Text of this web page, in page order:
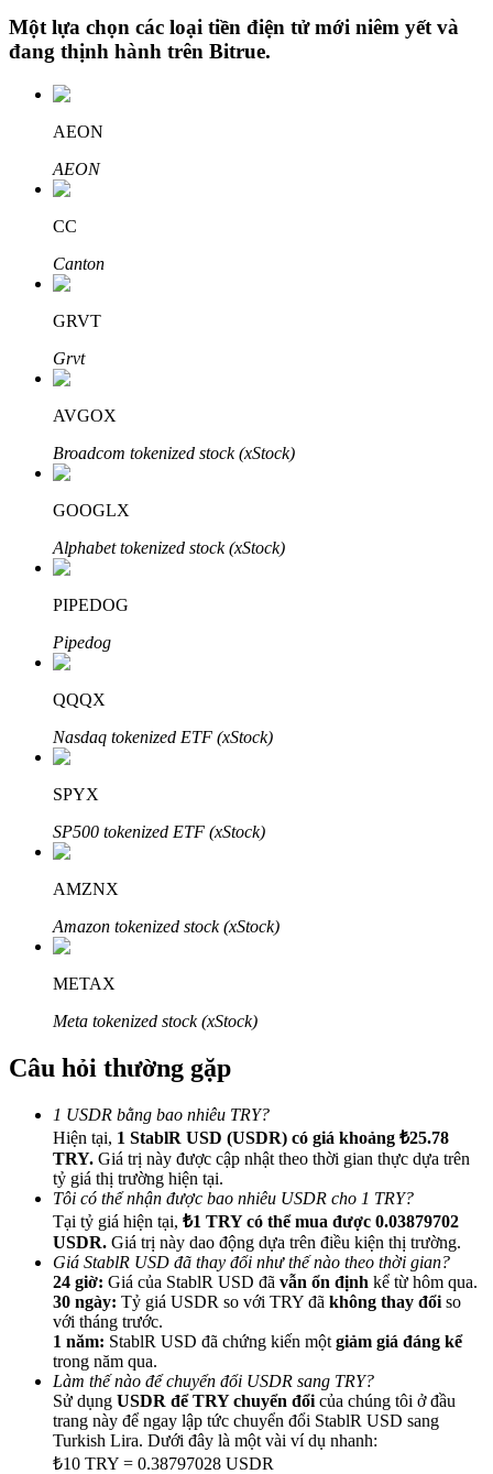
Đầu tư cố định và quản lý tài chính
Tận hưởng việc quản lý tài chính hiện tại và thu nhập lâu dài
Staking 101
Đối tác Bitrue
Lên đến 65% hoa hồng!
Giới thiệu
Mời một người bạn để nhận phần thưởng tiền mặt
BTC Welcome Rewards
BTC Welcome Rewards
Một lựa chọn các loại tiền điện tử mới niêm yết và
đang thịnh hành trên Bitrue.
AEON
AEON
CC
Canton
GRVT
Grvt
AVGOX
Broadcom tokenized stock (xStock)
GOOGLX
Alphabet tokenized stock (xStock)
PIPEDOG
Pipedog
QQQX
Nasdaq tokenized ETF (xStock)
SPYX
SP500 tokenized ETF (xStock)
AMZNX
Amazon tokenized stock (xStock)
METAX
Meta tokenized stock (xStock)
Câu hỏi thường gặp
1 USDR bằng bao nhiêu TRY?
Hiện tại, 1 StablR USD (USDR) có giá khoảng ₺25.78
TRY. Giá trị này được cập nhật theo thời gian thực dựa trên
tỷ giá thị trường hiện tại.
Tôi có thể nhận được bao nhiêu USDR cho 1 TRY?
Tại tỷ giá hiện tại, ₺1 TRY có thể mua được 0.03879702
USDR. Giá trị này dao động dựa trên điều kiện thị trường.
Giá StablR USD đã thay đổi như thế nào theo thời gian?
24 giờ: Giá của StablR USD đã vẫn ổn định kể từ hôm qua.
30 ngày: Tỷ giá USDR so với TRY đã không thay đổi so
với tháng trước.
1 năm: StablR USD đã chứng kiến một giảm giá đáng kể
trong năm qua.
Làm thế nào để chuyển đổi USDR sang TRY?
Sử dụng USDR để TRY chuyển đổi của chúng tôi ở đầu
trang này để ngay lập tức chuyển đổi StablR USD sang
Turkish Lira. Dưới đây là một vài ví dụ nhanh:
₺10 TRY = 0.38797028 USDR